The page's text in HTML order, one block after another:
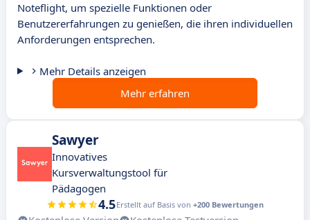
Noteflight, um spezielle Funktionen oder
Benutzererfahrungen zu genießen, die ihren individuellen
Anforderungen entsprechen.
Mehr Details anzeigen
Mehr erfahren
Sawyer
Innovatives
Kursverwaltungstool für
Pädagogen
4.5Erstellt auf Basis von +200 Bewertungen